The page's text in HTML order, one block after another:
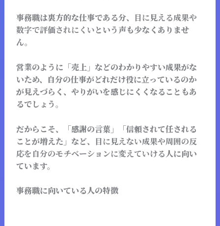
事務職は裏方的な仕事である分、 目に見える成果や
数字で評価されにくいという声も少なくありませ
ん。
営業のように「売上」などのわかりやすい成果がな
いため、自分の仕事がどれだけ役に立っているのか
が見えづらく、やりがいを感じにくくなることもあ
るでしょう。
だからこそ、「感謝の言葉」「信頼されて任される
ことが増えた」など、 目に見えない成果や周囲の反
応を自分のモチベーションに変えていける人に向い
ています。
事務職に向いている人の特徴